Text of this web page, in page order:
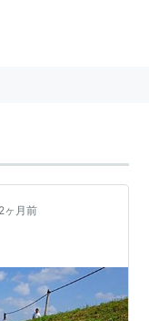
2ヶ月前